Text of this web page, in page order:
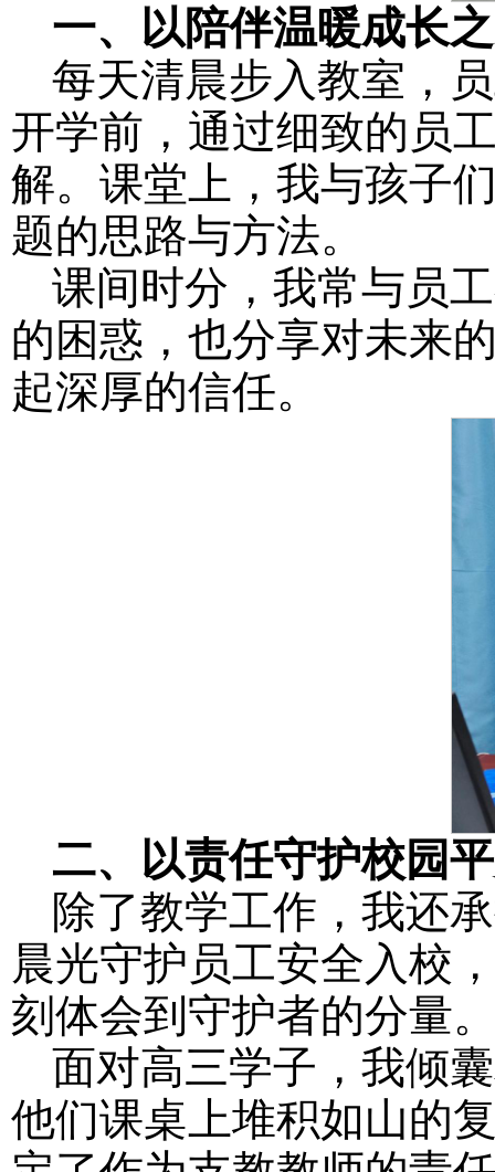
一、 以陪伴温暖成长
每天清晨步入教室，
开学前，通过细致的员
解。课堂上，我与孩子
题的思路与方法。
课间时分，我常与员
的困惑，也分享对未来
起深厚的信任。
二、 以责任守护校园
除了教学工作，我还
晨光守护员工安全入校
刻体会到守护者的分量
面对高三学子，我倾
他们课桌上堆积如山的